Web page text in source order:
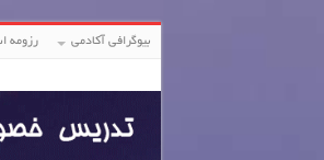
بیوگرافی آکادمی رزومه